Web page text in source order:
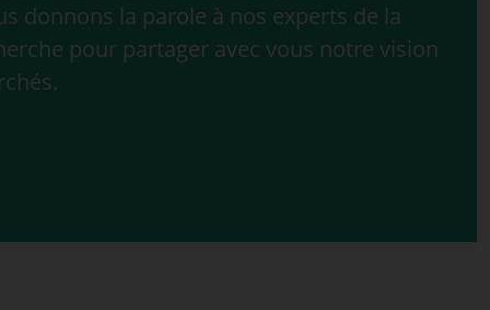
donnons la parole à nos experts de la
pour partager avec vous notre vision